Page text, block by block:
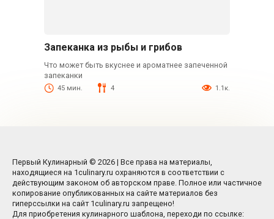
Запеканка из рыбы и грибов
Что может быть вкуснее и ароматнее запеченной
запеканки
45 мин. 4 1.1к.
Первый Кулинарный © 2026 | Все права на материалы,
находящиеся на 1culinary.ru охраняются в соответствии с
действующим законом об авторском праве. Полное или частичное
копирование опубликованных на сайте материалов без
гиперссылки на сайт 1culinary.ru запрещено!
Для приобретения кулинарного шаблона, переходи по ссылке: